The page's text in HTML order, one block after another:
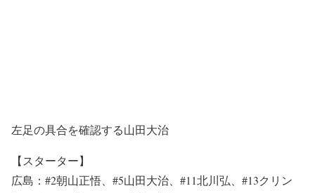
左足の具合を確認する山田大治
【スターター】
広島：#2朝山正悟、#5山田大治、#11北川弘、#13クリン